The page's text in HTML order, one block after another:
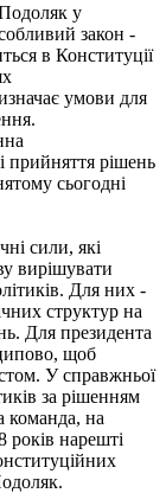
у
закон -
в Конституції
умови для
прийняття рішень
сьогодні
сили, які
вирішувати
Для них -
структур на
Для президента
щоб
У справжньої
за рішенням
команда, на
років нарешті